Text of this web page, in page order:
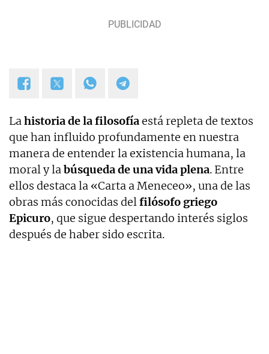
Lahistoria de la filosofíaestá repleta de textos
que han influido profundamente en nuestra
manera de entender la existencia humana, la
moral y labúsqueda de una vida plena. Entre
ellos destaca la «Carta a Meneceo», una de las
obras más conocidas delfilósofo griego
Epicuro, que sigue despertando interés siglos
después de haber sido escrita.